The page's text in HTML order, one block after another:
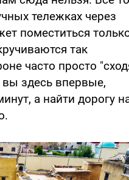
тележках через
поместиться
так
часто просто
здесь впервые,
а найти дорогу